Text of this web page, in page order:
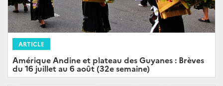
ARTICLE
Amérique Andine et plateau des Guyanes : Brèves
du 16 juillet au 6 août (32e semaine)